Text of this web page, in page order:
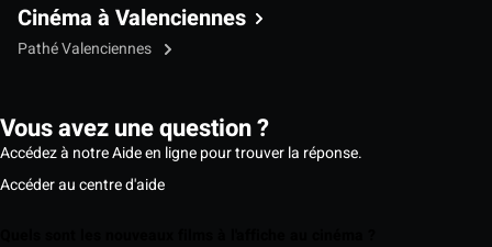
Cinéma à Valenciennes
Pathé Valenciennes
Vous avez une question ?
Accédez à notre Aide en ligne pour trouver la réponse.
Accéder au centre d'aide